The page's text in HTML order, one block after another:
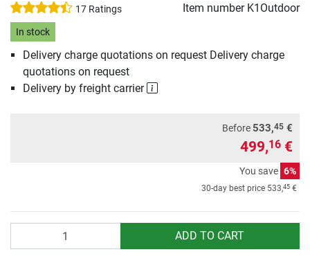
17 Ratings Item number K1Outdoor
In stock
Delivery charge quotations on request Delivery charge
quotations on request
Delivery by freight carrier
Before 533,45 €
499,16 €
You save 6%
30-day best price 533,45 €
ADD TO CART